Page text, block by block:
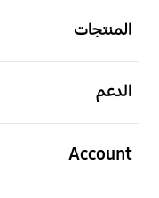
المنتجات
الدعم
Account